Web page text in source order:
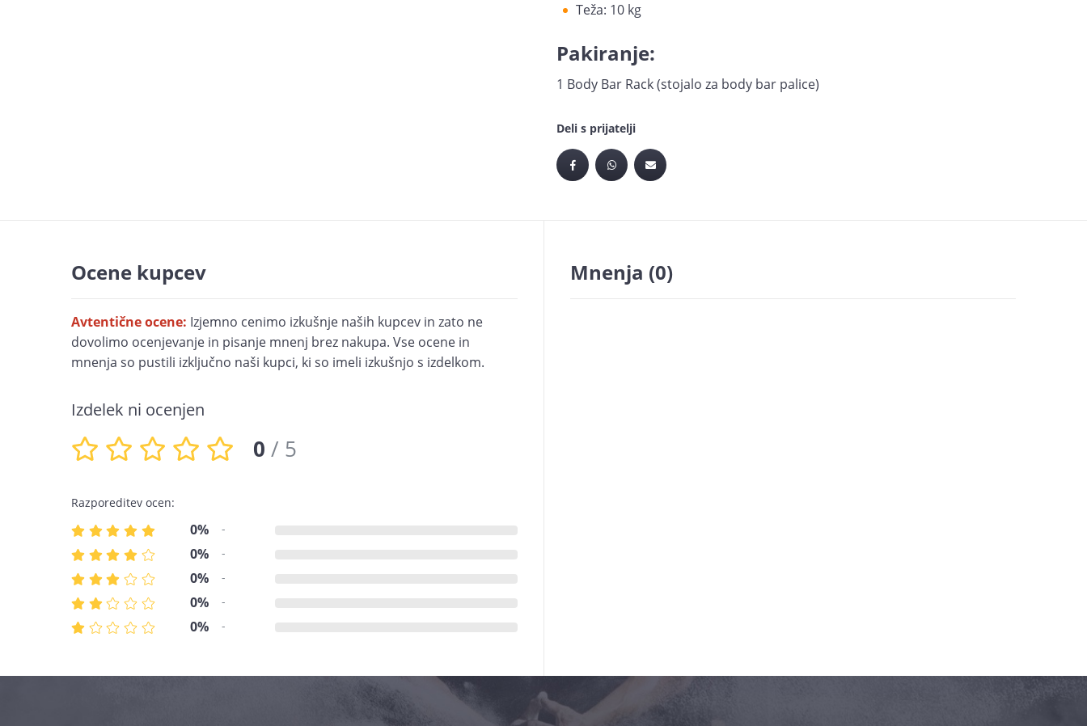
Teža: 10 kg
Pakiranje:
1 Body Bar Rack (stojalo za body bar palice)
Deli s prijatelji
Ocene kupcev
Avtentične ocene: Izjemno cenimo izkušnje naših kupcev in zato ne
dovolimo ocenjevanje in pisanje mnenj brez nakupa. Vse ocene in
mnenja so pustili izključno naši kupci, ki so imeli izkušnjo s izdelkom.
Izdelek ni ocenjen
0 / 5
Razporeditev ocen:
0% -
0% -
0% -
0% -
0% -
Mnenja (0)